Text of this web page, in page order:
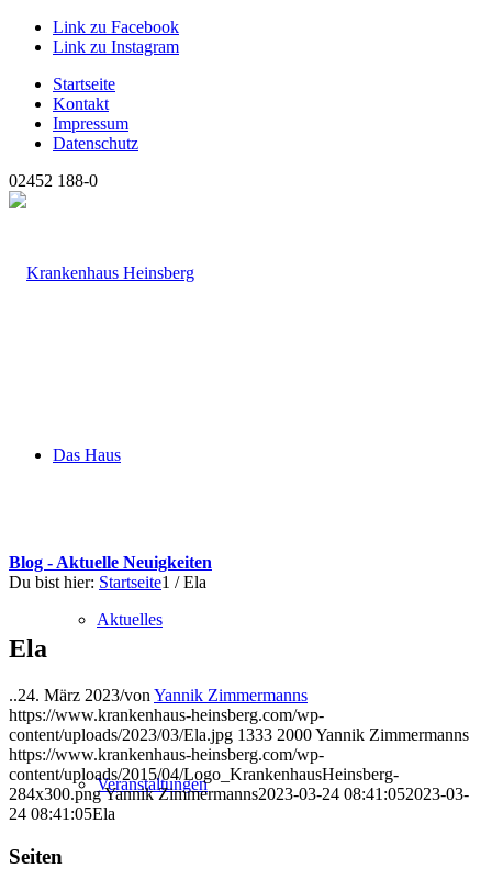
Link zu Facebook
Link zu Instagram
Startseite
Kontakt
Impressum
Datenschutz
02452 188-0
Das Haus
Aktuelles
Veranstaltungen
Blog - Aktuelle Neuigkeiten
Du bist hier: Startseite1 / Ela
Ela
..24. März 2023/von Yannik Zimmermanns
https://www.krankenhaus-heinsberg.com/wp-
content/uploads/2023/03/Ela.jpg 1333 2000Yannik Zimmermanns
https://www.krankenhaus-heinsberg.com/wp-
content/uploads/2015/04/Logo_KrankenhausHeinsberg-
284x300.pngYannik Zimmermanns2023-03-24 08:41:052023-03-
24 08:41:05Ela
Seiten